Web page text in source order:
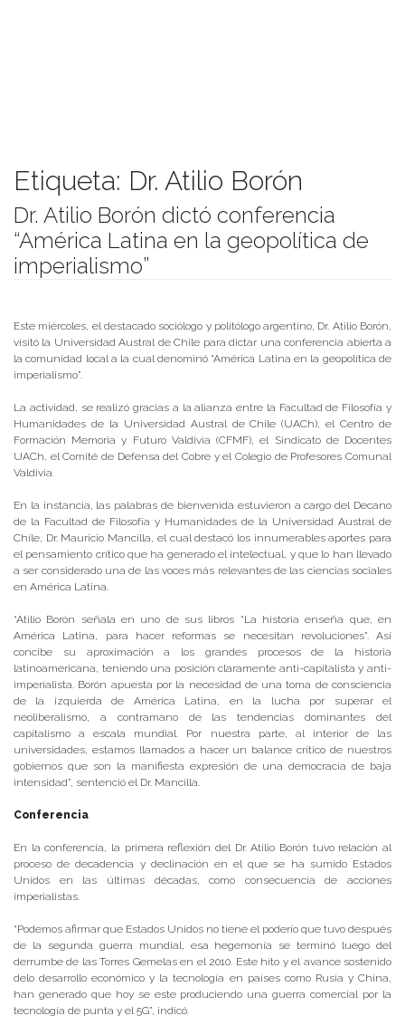
Etiqueta: Dr. Atilio Borón
Dr. Atilio Borón dictó conferencia
“América Latina en la geopolítica de
imperialismo”
Este miércoles, el destacado sociólogo y politólogo argentino, Dr. Atilio Borón,
visitó la Universidad Austral de Chile para dictar una conferencia abierta a
la comunidad local a la cual denominó “América Latina en la geopolítica de
imperialismo”.
La actividad, se realizó gracias a la alianza entre la Facultad de Filosofía y
Humanidades de la Universidad Austral de Chile (UACh), el Centro de
Formación Memoria y Futuro Valdivia (CFMF), el Sindicato de Docentes
UACh, el Comité de Defensa del Cobre y el Colegio de Profesores Comunal
Valdivia.
En la instancia, las palabras de bienvenida estuvieron a cargo del Decano
de la Facultad de Filosofía y Humanidades de la Universidad Austral de
Chile, Dr. Mauricio Mancilla, el cual destacó los innumerables aportes para
el pensamiento crítico que ha generado el intelectual, y que lo han llevado
a ser considerado una de las voces más relevantes de las ciencias sociales
en América Latina.
“Atilio Borón señala en uno de sus libros “La historia enseña que, en
América Latina, para hacer reformas se necesitan revoluciones”. Así
concibe su aproximación a los grandes procesos de la historia
latinoamericana, teniendo una posición claramente anti-capitalista y anti-
imperialista. Borón apuesta por la necesidad de una toma de consciencia
de la izquierda de América Latina, en la lucha por superar el
neoliberalismo, a contramano de las tendencias dominantes del
capitalismo a escala mundial. Por nuestra parte, al interior de las
universidades, estamos llamados a hacer un balance crítico de nuestros
gobiernos que son la manifiesta expresión de una democracia de baja
intensidad”, sentenció el Dr. Mancilla.
Conferencia
En la conferencia, la primera reflexión del Dr. Atilio Borón tuvo relación al
proceso de decadencia y declinación en el que se ha sumido Estados
Unidos en las últimas décadas, como consecuencia de acciones
imperialistas.
“Podemos afirmar que Estados Unidos no tiene el poderío que tuvo después
de la segunda guerra mundial, esa hegemonía se terminó luego del
derrumbe de las Torres Gemelas en el 2010. Este hito y el avance sostenido
delo desarrollo económico y la tecnología en países como Rusia y China,
han generado que hoy se este produciendo una guerra comercial por la
tecnología de punta y el 5G”, indicó.